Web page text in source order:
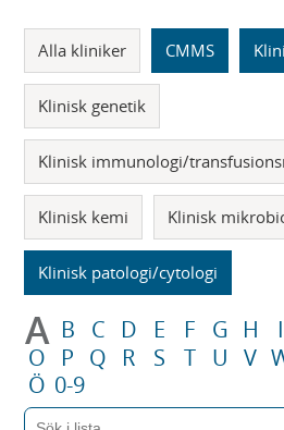
Alla kliniker CMMS
Klinisk genetik
Klinisk immunologi/
Klinisk kemi Klinisk
Klinisk patologi/cytologi
A B C D E F G H I
O
P Q R S T U V
Ö 0-9